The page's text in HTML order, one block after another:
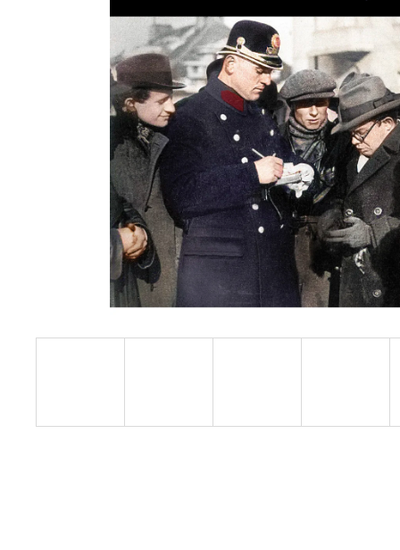
JINDŘICH ŠOUR: ŽIVOT MEZI PRAŽSKÝMI
TROLEJBUSY
419 Kč